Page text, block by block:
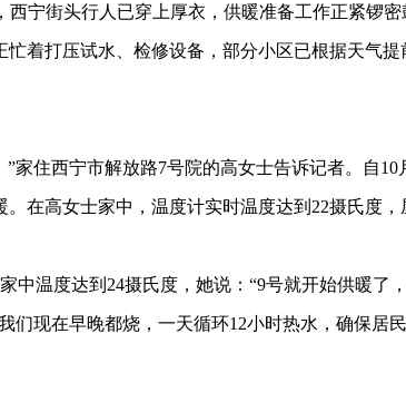
宁街头行人已穿上厚衣，供暖准备工作正紧锣密
着打压试水、检修设备，部分小区已根据天气提
住西宁市解放路7号院的高女士告诉记者。自10
在高女士家中，温度计实时温度达到22摄氏度，
温度达到24摄氏度，她说：“9号就开始供暖了
们现在早晚都烧，一天循环12小时热水，确保居